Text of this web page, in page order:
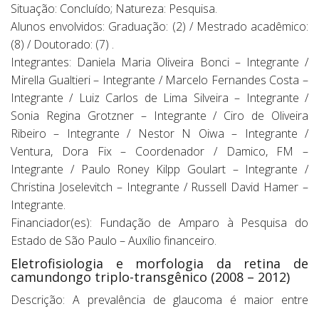
Situação: Concluído; Natureza: Pesquisa.
Alunos envolvidos: Graduação: (2) / Mestrado acadêmico:
(8) / Doutorado: (7) .
Integrantes: Daniela Maria Oliveira Bonci – Integrante /
Mirella Gualtieri – Integrante / Marcelo Fernandes Costa –
Integrante / Luiz Carlos de Lima Silveira – Integrante /
Sonia Regina Grotzner – Integrante / Ciro de Oliveira
Ribeiro – Integrante / Nestor N Oiwa – Integrante /
Ventura, Dora Fix – Coordenador / Damico, FM –
Integrante / Paulo Roney Kilpp Goulart – Integrante /
Christina Joselevitch – Integrante / Russell David Hamer –
Integrante.
Financiador(es): Fundação de Amparo à Pesquisa do
Estado de São Paulo – Auxílio financeiro.
Eletrofisiologia e morfologia da retina de
camundongo triplo-transgênico (2008 – 2012)
Descrição: A prevalência de glaucoma é maior entre